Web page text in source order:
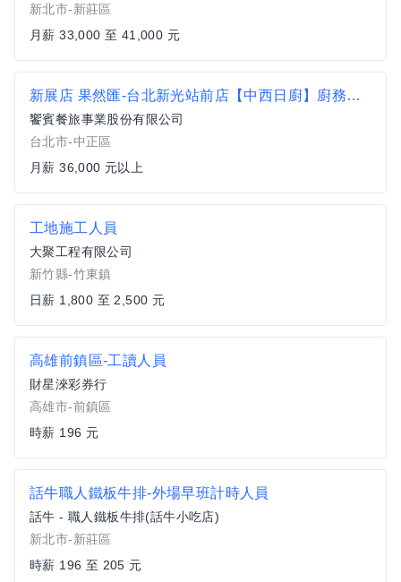
新北市-新莊區
月薪 33,000 至 41,000 元
新展店 果然匯-台北新光站前店【中西日廚】廚務專員 起薪36000
饗賓餐旅事業股份有限公司
台北市-中正區
月薪 36,000 元以上
工地施工人員
大聚工程有限公司
新竹縣-竹東鎮
日薪 1,800 至 2,500 元
高雄前鎮區-工讀人員
財星淶彩券行
高雄市-前鎮區
時薪 196 元
話牛職人鐵板牛排-外場早班計時人員
話牛 - 職人鐵板牛排(話牛小吃店)
新北市-新莊區
時薪 196 至 205 元